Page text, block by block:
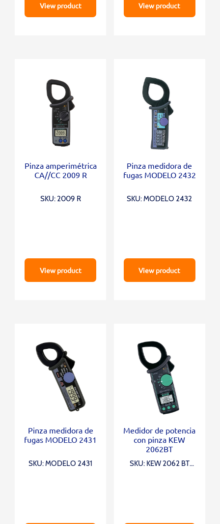
View product View product
Pinza amperimétrica
CA//CC 2009 R
SKU: 2009 R
View product
Pinza medidora de
fugas MODELO 2432
SKU: MODELO 2432
View product
Pinza medidora de
fugas MODELO 2431
SKU: MODELO 2431
Medidor de potencia
con pinza KEW
2062BT
SKU: KEW 2062 BT